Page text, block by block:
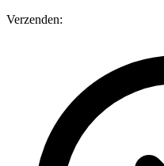
Verzenden: